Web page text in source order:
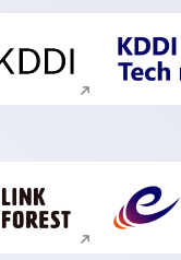
新規ウィンドウで開く
新規ウィンドウで開く